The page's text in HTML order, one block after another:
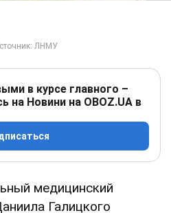
в курсе главного –
на Новини на OBOZ.UA в
медицинский
Галицкого